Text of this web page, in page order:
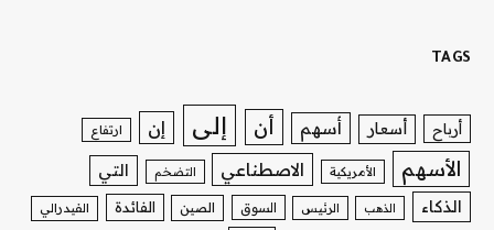
TAGS
أرباح أسعار أسهم أن إلى إن ارتفاع
الأسهم الأمريكية الاصطناعي التضخم
التي
الذكاء
الذهب الرئيس السوق الصين الفائدة الفيدرالي